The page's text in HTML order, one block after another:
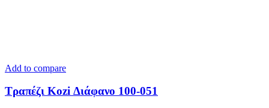
Add to compare
Τραπέζι Kozi Διάφανο 100-051